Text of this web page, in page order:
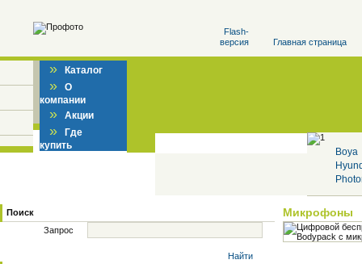
Flash-
версия
Главная страница
» Каталог
» О
компании
» Акции
» Где
купить
Boya
Поиск
Запрос
Найти
Микрофоны